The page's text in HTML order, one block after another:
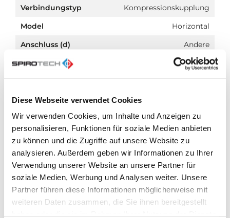
Diese Webseite verwendet Cookies
Wir verwenden Cookies, um Inhalte und Anzeigen zu
personalisieren, Funktionen für soziale Medien anbieten
zu können und die Zugriffe auf unsere Website zu
analysieren. Außerdem geben wir Informationen zu Ihrer
Verwendung unserer Website an unsere Partner für
soziale Medien, Werbung und Analysen weiter. Unsere
Partner führen diese Informationen möglicherweise mit
weiteren Daten zusammen, die Sie ihnen bereitgestellt
Verbindungstyp
Kompressionskupplung
Model
Horizontal
Anschluss (d)
Andere
Max. Glykol-Mischung
50.0 %
Geeignet zum Kühlen
Außenrohrdurchmesser
22.0 mm
Konstruktionslänge
Komprimierungsklasse
PN 10
Oberflächenschutz
Unbehandelt
Geeignet für offene
Systeme
Nein